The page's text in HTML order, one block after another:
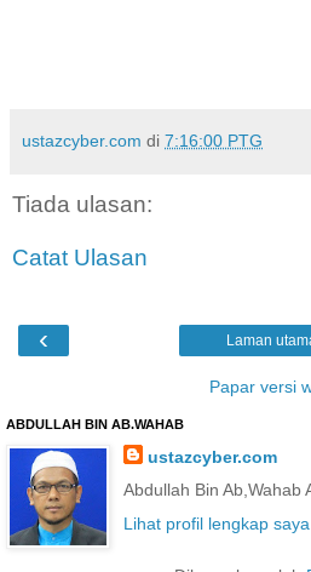
ustazcyber.com di 7:16:00 PTG
Tiada ulasan:
Catat Ulasan
‹ Laman
Papar versi
ABDULLAH BIN AB.WAHAB
ustazcyber.com
Abdullah Bin Ab,Wahab
Lihat profil lengkap saya